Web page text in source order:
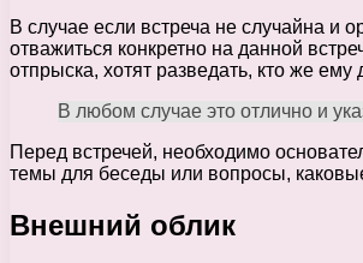
В случае если встреча не случайна
отважиться конкретно на данной
отпрыска, хотят разведать, кто же ему
В любом случае это отлично и
Перед встречей, необходимо
темы для беседы или вопросы,
Внешний облик